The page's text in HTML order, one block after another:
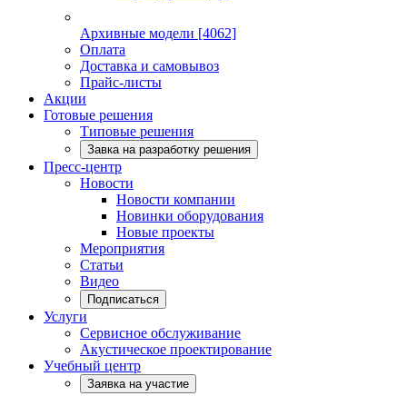
Архивные модели [4062]
Оплата
Доставка и самовывоз
Прайс-листы
Акции
Готовые решения
Типовые решения
Завка на разработку решения
Пресс-центр
Новости
Новости компании
Новинки оборудования
Новые проекты
Мероприятия
Статьи
Видео
Подписаться
Услуги
Сервисное обслуживание
Акустическое проектирование
Учебный центр
Заявка на участие